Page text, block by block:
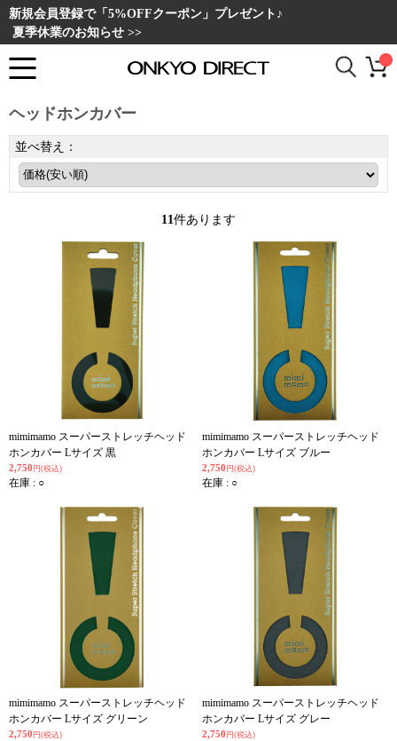
新規会員登録で「5%OFFクーポン」プレゼント♪
夏季休業のお知らせ >>
ヘッドホンカバー
並べ替え：
11件あります
mimimamo スーパーストレッチヘッド
ホンカバー Lサイズ 黒
2,750 円(税込)
在庫 : ○
mimimamo スーパーストレッチヘッド
ホンカバー Lサイズ ブルー
2,750 円(税込)
在庫 : ○
mimimamo スーパーストレッチヘッド
ホンカバー Lサイズ グリーン
2,750 円(税込)
mimimamo スーパーストレッチヘッド
ホンカバー Lサイズ グレー
2,750 円(税込)